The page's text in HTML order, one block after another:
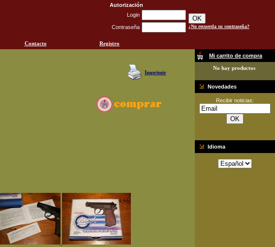
Autorización
Login
Contraseña ¿No recuerda su contraseña?
Contacto
Registro
Imprimir
Mi carrito de compra
No hay productos
Novedades
Recibir noticias:
Idioma